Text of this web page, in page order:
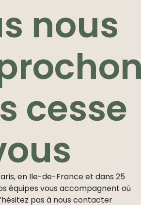
nous
cesse
en Ile-de-France et dans 25
équipes vous accompagnent où
pas à nous contacter